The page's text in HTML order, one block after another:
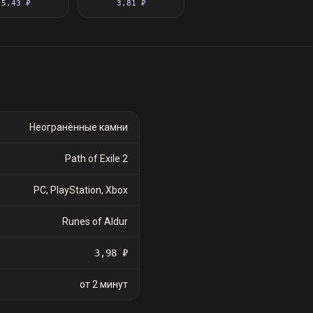
5,43 ₽ 3,81 ₽
Неогранённые камни
Path of Exile 2
PC, PlayStation, Xbox
Runes of Aldur
3,98 ₽
от 2 минут